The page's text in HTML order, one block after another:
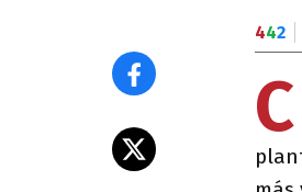
442
C